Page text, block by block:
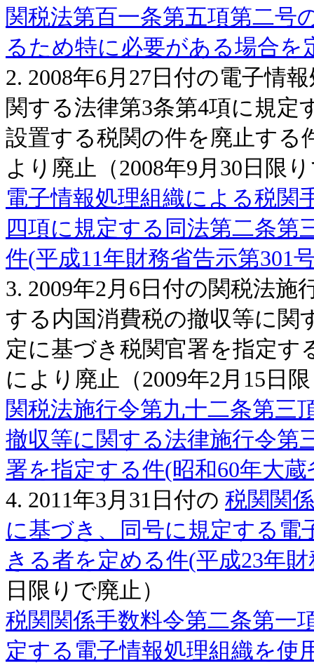
関税法第百一条第五項第二号
るため特に必要がある場合を
2. 2008年6月27日付の電子情
関する法律第3条第4項に規定
設置する税関の件を廃止する
より廃止（2008年9月30日限
電子情報処理組織による税関
四項に規定する同法第二条第
件(平成11年財務省告示第301
3. 2009年2月6日付の関税法
する内国消費税の撤収等に関
定に基づき税関官署を指定す
により廃止（2009年2月15日
関税法施行令第九十二条第三
撤収等に関する法律施行令第
署を指定する件(昭和60年大蔵
4. 2011年3月31日付の 税関関
に基づき、同号に規定する電
きる者を定める件(平成23年
日限りで廃止）
税関関係手数料令第二条第一
定する電子情報処理組織を